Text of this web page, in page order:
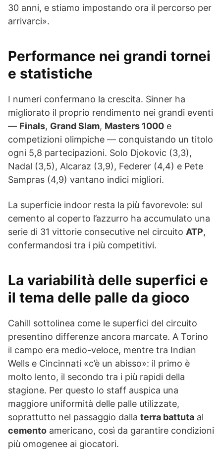
30 anni, e stiamo impostando ora il percorso per
arrivarci».
Performance nei grandi tornei
e statistiche
I numeri confermano la crescita. Sinner ha
migliorato il proprio rendimento nei grandi eventi
— Finals, Grand Slam, Masters 1000 e
competizioni olimpiche — conquistando un titolo
ogni 5,8 partecipazioni. Solo Djokovic (3,3),
Nadal (3,5), Alcaraz (3,9), Federer (4,4) e Pete
Sampras (4,9) vantano indici migliori.
La superficie indoor resta la più favorevole: sul
cemento al coperto l’azzurro ha accumulato una
serie di 31 vittorie consecutive nel circuito ATP,
confermandosi tra i più competitivi.
La variabilità delle superfici e
il tema delle palle da gioco
Cahill sottolinea come le superfici del circuito
presentino differenze ancora marcate. A Torino
il campo era medio-veloce, mentre tra Indian
Wells e Cincinnati «c’è un abisso»: il primo è
molto lento, il secondo tra i più rapidi della
stagione. Per questo lo staff auspica una
maggiore uniformità delle palle utilizzate,
soprattutto nel passaggio dalla terra battuta al
cemento americano, così da garantire condizioni
più omogenee ai giocatori.